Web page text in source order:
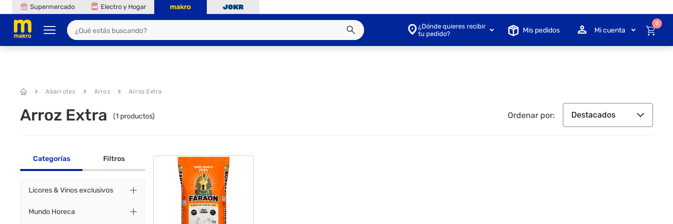
Supermercado Electro y Hogar
¿Dónde quieres recibir
tu pedido?
Mis pedidos Mi cuenta
0
Abarrotes Arroz Arroz Extra
Arroz Extra (1 productos) Ordenar por: Destacados
Categorías Filtros
Licores & Vinos exclusivos
Mundo Horeca